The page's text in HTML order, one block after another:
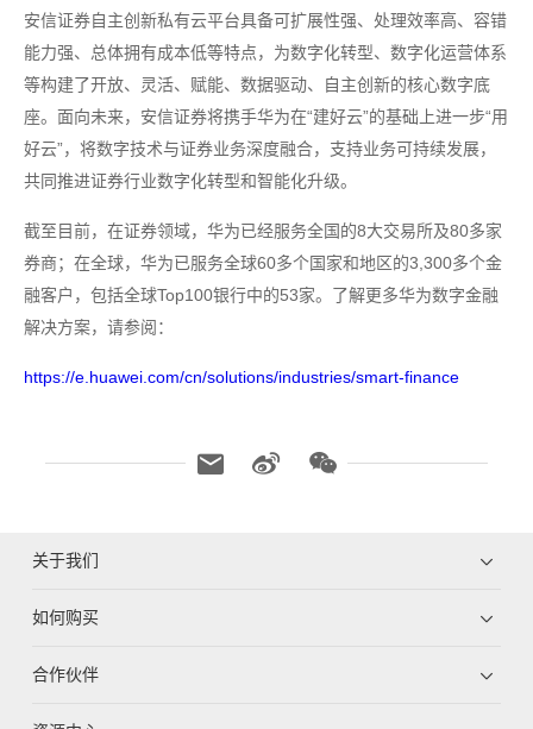
安信证券自主创新私有云平台具备可扩展性强、处理效率高、容错
能力强、总体拥有成本低等特点，为数字化转型、数字化运营体系
等构建了开放、灵活、赋能、数据驱动、自主创新的核心数字底
座。面向未来，安信证券将携手华为在“建好云”的基础上进一步“用
好云”，将数字技术与证券业务深度融合，支持业务可持续发展，
共同推进证券行业数字化转型和智能化升级。
截至目前，在证券领域，华为已经服务全国的8大交易所及80多家
券商；在全球，华为已服务全球60多个国家和地区的3,300多个金
融客户，包括全球Top100银行中的53家。了解更多华为数字金融
解决方案，请参阅：
https://e.huawei.com/cn/solutions/industries/smart-finance
关于我们
如何购买
合作伙伴